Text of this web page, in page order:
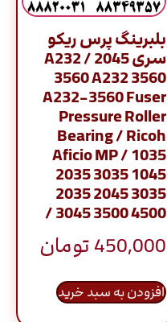
بلبرینگ پرس ریکو
سری 2045 / A232
3560 A232 3560
A232-3560 Fuser
Pressure Roller
Bearing / Ricoh
Aficio MP / 1035
2035 3035 1045
2035 2045 3035
3045 3500 4500 /
450,000تومان
افزودن به سبد خرید